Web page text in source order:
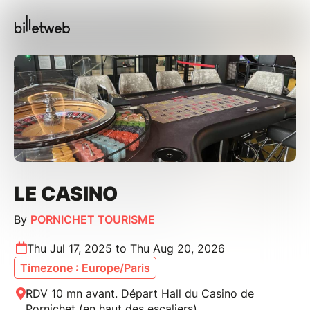
LE CASINO
By PORNICHET TOURISME
Thu Jul 17, 2025 to Thu Aug 20, 2026
Timezone : Europe/Paris
RDV 10 mn avant. Départ Hall du Casino de